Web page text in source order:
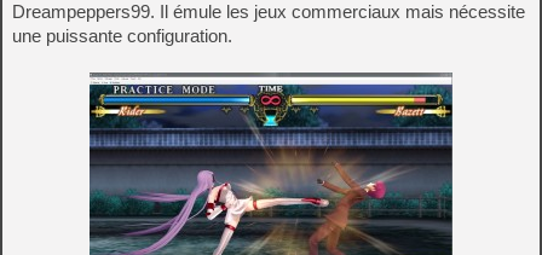
Dreampeppers99. Il émule les jeux commerciaux mais nécessite
une puissante configuration.